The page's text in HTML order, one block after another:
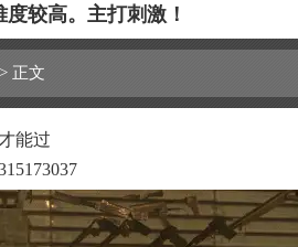
较高。主打刺激！
> 正文
能过